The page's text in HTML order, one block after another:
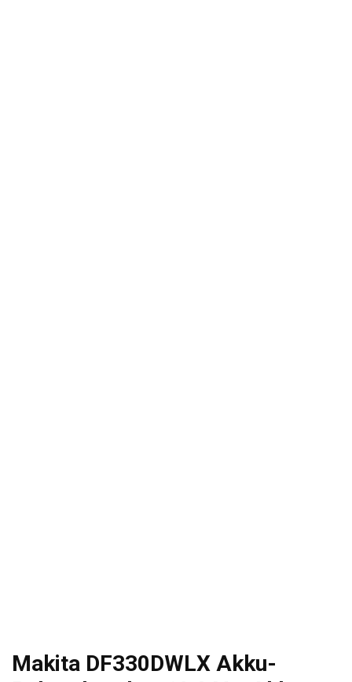
Makita DF330DWLX Akku-